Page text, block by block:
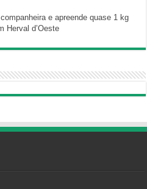
e apreende quase 1 kg
Herval d’Oeste